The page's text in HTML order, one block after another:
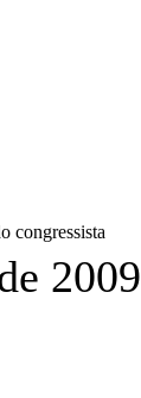
congressista
2009